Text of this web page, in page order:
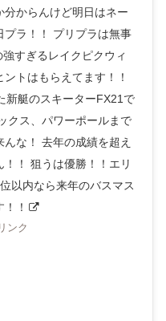
分からんけど明日はネー
プラ！！ プリプラは無事
すぎるレイクピクウィ
トはもらえてます！！
新艇のスキーターFX21で
クス、パワーポールまで
な！ 去年の成績を超え
！ 狙うは優勝！！エリ
以内なら来年のバスマス
！
ンク